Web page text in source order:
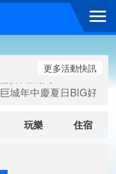
(活動期間：115/08/07-
刷卡郵好禮(活動期間：
(活動期間：115/08/07-
城年中慶夏日BIG好刷(
更多活動快訊
玩樂 住宿